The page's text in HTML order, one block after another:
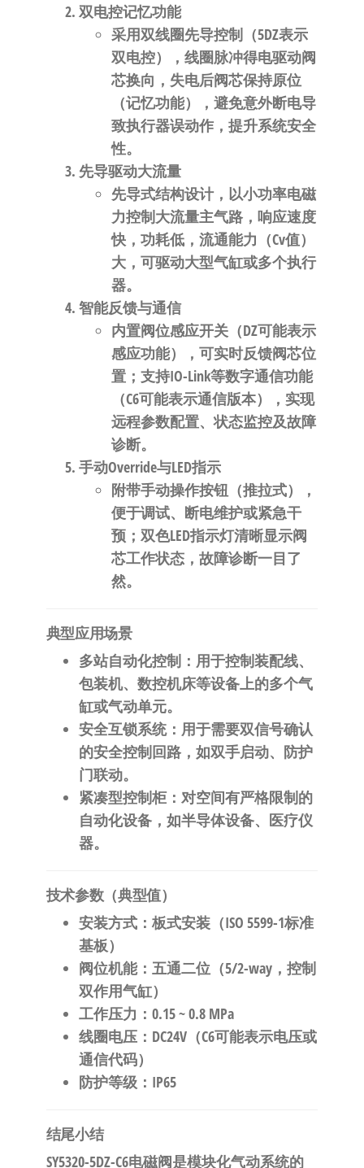
双电控记忆功能
采用双线圈先导控制（5DZ表示
双电控），线圈脉冲得电驱动阀
芯换向，失电后阀芯保持原位
（记忆功能），避免意外断电导
致执行器误动作，提升系统安全
性。
先导驱动大流量
先导式结构设计，以小功率电磁
力控制大流量主气路，响应速度
快，功耗低，流通能力（Cv值）
大，可驱动大型气缸或多个执行
器。
智能反馈与通信
内置阀位感应开关（DZ可能表示
感应功能），可实时反馈阀芯位
置；支持IO-Link等数字通信功能
（C6可能表示通信版本）
，实现
远程参数配置、状态监控及故障
诊断。
手动Override与LED指示
附带手动操作按钮（推拉式），
便于调试、断电维护或紧急干
预；双色LED指示灯清晰显示阀
芯工作状态，故障诊断一目了
然。
典型应用场景
多站自动化控制 ：用于控制装配线、
包装机、数控机床等设备上的多个气
缸或气动单元。
安全互锁系统：用于需要双信号确认
的安全控制回路，如双手启动、防护
门联动。
紧凑型控制柜：对空间有严格限制的
自动化设备，如半导体设备、医疗仪
器。
技术参数（典型值）
安装方式：板式安装（ISO 5599-1标准
基板）
阀位机能：五通二位（5/2-way，控制
双作用气缸）
工作压力 ：0.15 ~ 0.8 MPa
线圈电压：DC24V（C6可能表示电压或
通信代码）
防护等级：IP65
结尾小结
SY5320-5DZ-C6电磁阀是模块化气动系统的